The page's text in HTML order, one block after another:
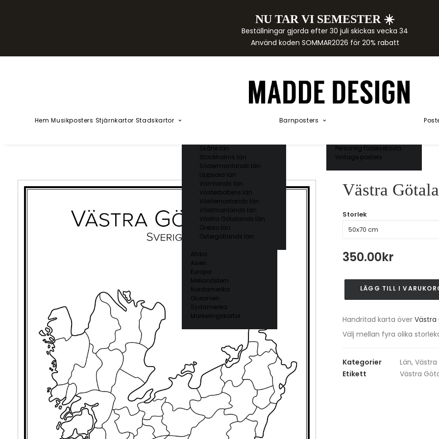
NU TAR VI SEMESTER ☀️
Beställningar gjorda efter 30 juli skickas vecka 34
Använd koden SOMMAR2026 för 20% rabatt
Hem Musikposters Stjärnkartor Stadskartor
Skåne län
Stockholms län
Södermanlands län
Uppsala län
Vämlands län
Västerbottens län
Västernorrlands län
Västmanlands län
Västra Götalands län
Örebro län
Östergötlands län
Afrika
Asien
Europa
Mellanöstern
Nordamerika
Oceanien
Sydamerika
Markeringskartor
Barnposters
Akvarellposters
Personlig födelsetavla
Vintage posters
Västra
Storlek
350.00kr
Västra
Götalands
mängd
LÄGG TILL I
Handritad karta över Västra
Välj mellan fyra olika
Kategorier Län, Västra
Etikett
Västra